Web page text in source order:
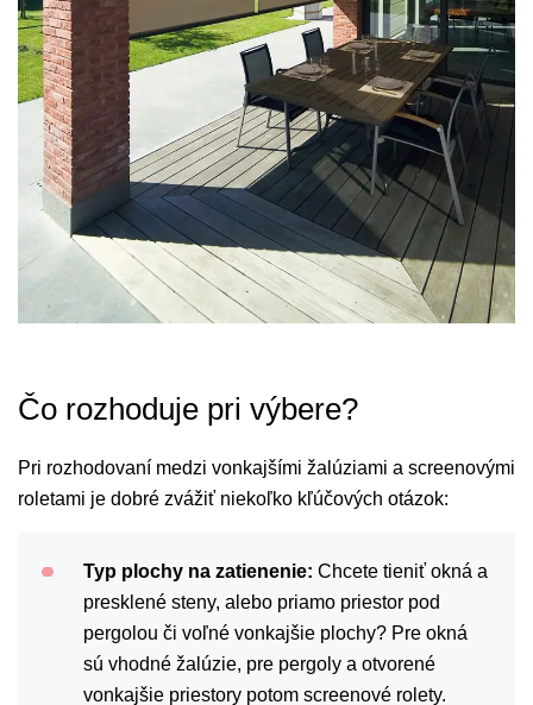
Čo rozhoduje pri výbere?
Pri rozhodovaní medzi vonkajšími žalúziami a screenovými
roletami je dobré zvážiť niekoľko kľúčových otázok:
Typ plochy na zatienenie: Chcete tieniť okná a
presklené steny, alebo priamo priestor pod
pergolou či voľné vonkajšie plochy? Pre okná
sú vhodné žalúzie, pre pergoly a otvorené
vonkajšie priestory potom screenové rolety.